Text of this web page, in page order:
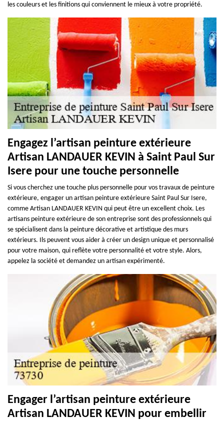
les couleurs et les finitions qui conviennent le mieux à votre propriété.
Engagez l’artisan peinture extérieure
Artisan LANDAUER KEVIN à Saint Paul Sur
Isere pour une touche personnelle
Si vous cherchez une touche plus personnelle pour vos travaux de peinture
extérieure, engager un artisan peinture extérieure Saint Paul Sur Isere,
comme Artisan LANDAUER KEVIN qui peut être un excellent choix. Les
artisans peinture extérieure de son entreprise sont des professionnels qui
se spécialisent dans la peinture décorative et artistique des murs
extérieurs. Ils peuvent vous aider à créer un design unique et personnalisé
pour votre maison, qui reflète votre personnalité et votre style. Alors,
appelez la société et demandez un artisan expérimenté.
Engager l’artisan peinture extérieure
Artisan LANDAUER KEVIN pour embellir